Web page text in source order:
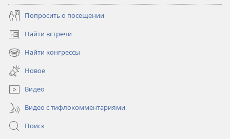
Попросить о посещении
Найти встречи
(открывается
в
новом
окне)
Найти конгрессы
(открывается
новом
окне)
Новое
Видео
Видео с тифлокомментариями
Поиск